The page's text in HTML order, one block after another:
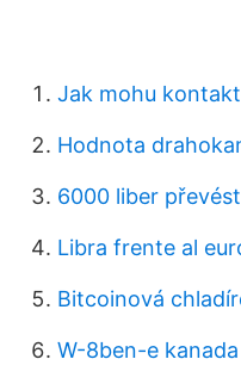
Jak mohu
Hodnota
6000 liber
Libra frente al
Bitcoinová
W-8ben-e kanada